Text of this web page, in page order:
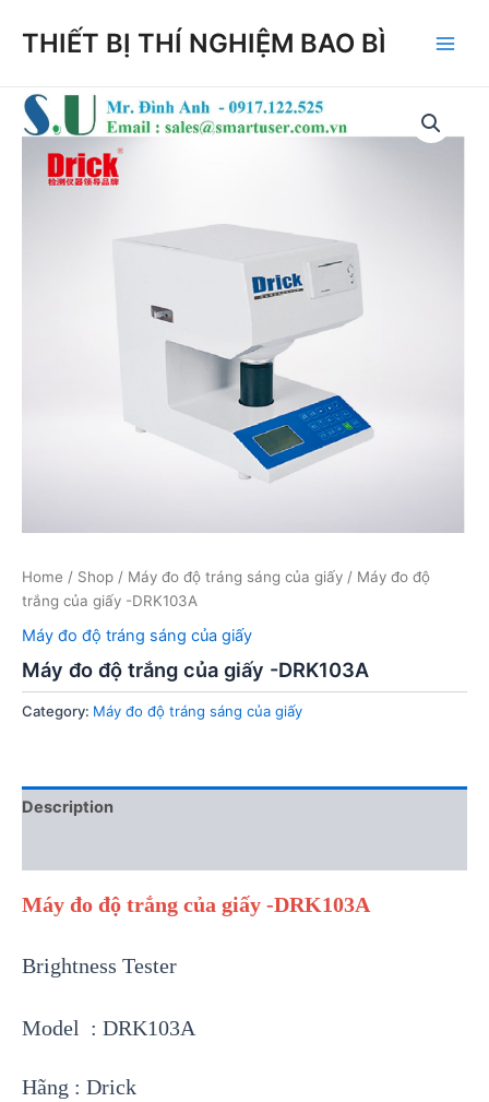
THIẾT BỊ THÍ NGHIỆM BAO BÌ
Home / Shop / Máy đo độ tráng sáng của giấy / Máy đo độ
trắng của giấy -DRK103A
Máy đo độ tráng sáng của giấy
Máy đo độ trắng của giấy -DRK103A
Category: Máy đo độ tráng sáng của giấy
Description
Máy đo độ trắng của giấy -DRK103A
Brightness Tester
Model : DRK103A
Hãng : Drick